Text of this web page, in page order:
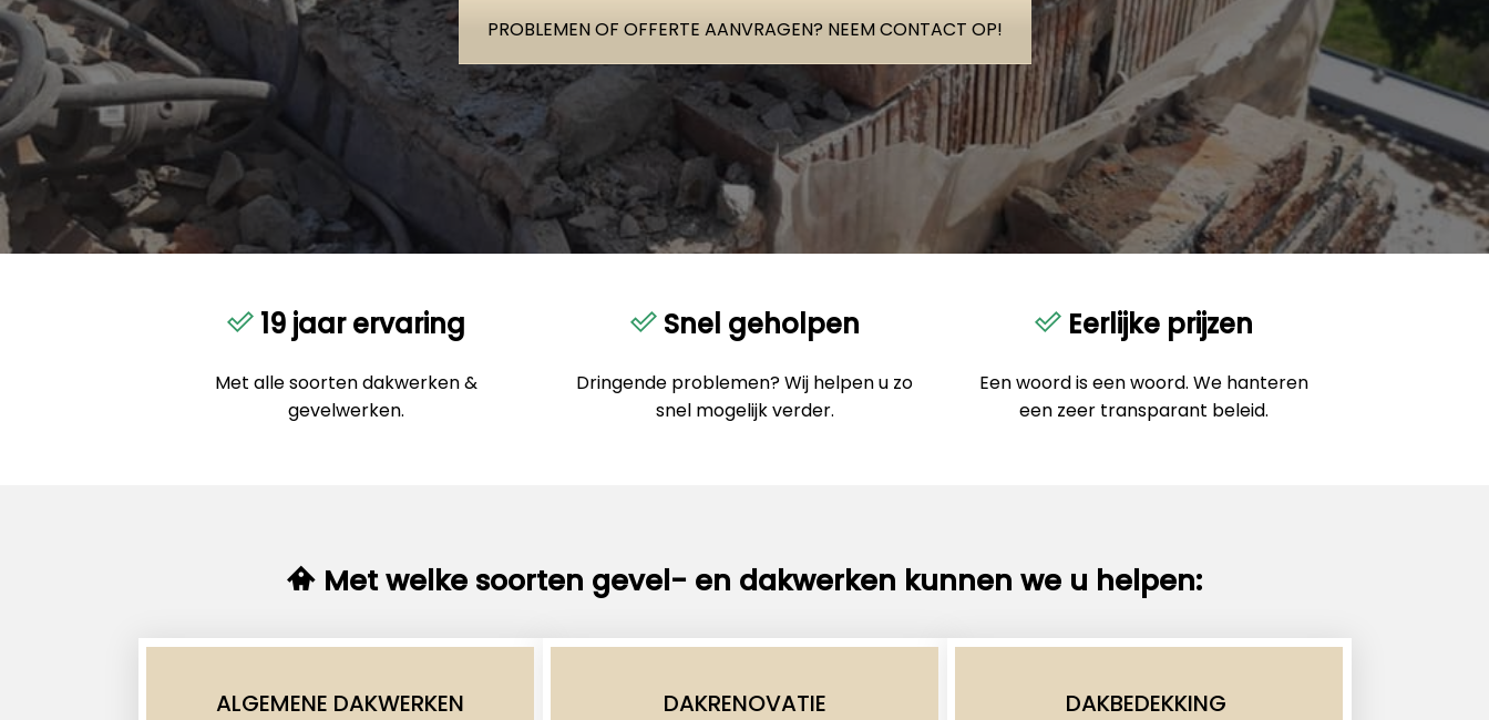
PROBLEMEN OF OFFERTE AANVRAGEN? NEEM CONTACT OP!
19 jaar ervaring
Met alle soorten dakwerken &
gevelwerken.
Snel geholpen
Dringende problemen? Wij helpen u zo
snel mogelijk verder.
Eerlijke prijzen
Een woord is een woord. We hanteren
een zeer transparant beleid.
Met welke soorten gevel- en dakwerken kunnen we u helpen:
ALGEMENE DAKWERKEN DAKRENOVATIE DAKBEDEKKING